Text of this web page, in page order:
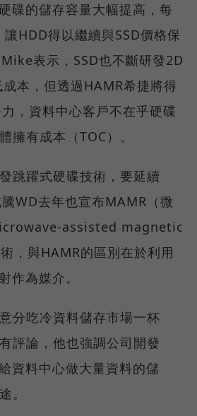
碟的儲存容量大幅提高，每
HDD得以繼續與SSD價格保
表示，SSD也不斷研發2D
本，但透過HAMR希捷將得
，資料中心客戶不在乎硬碟
擁有成本（TOC）。
跳躍式硬碟技術，要延續
WD去年也宣布MAMR（微
assisted magnetic
，與HAMR的區別在於利用
作為媒介。
分吃冷資料儲存市場一杯
評論，他也強調公司開發
資料中心做大量資料的儲
。